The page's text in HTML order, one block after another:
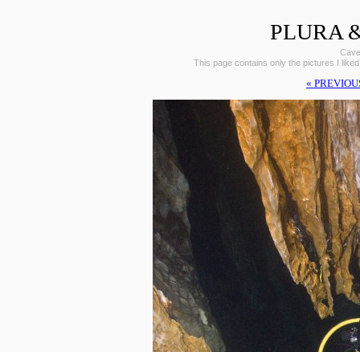
PLURA
This page contains only the pictures I
«